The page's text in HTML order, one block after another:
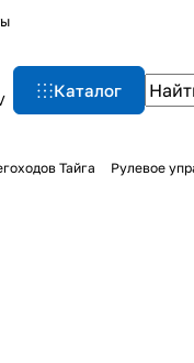
Каталог
Тайга Рулевое